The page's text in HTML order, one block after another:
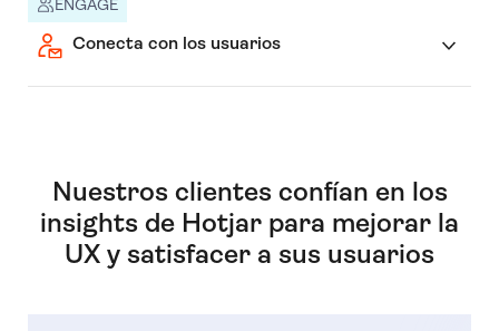
ENGAGE
Conecta con los usuarios
Nuestros clientes confían en los
insights de Hotjar para mejorar la
UX y satisfacer a sus usuarios